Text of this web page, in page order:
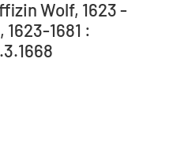
Wolf, 1623 -
1681 :